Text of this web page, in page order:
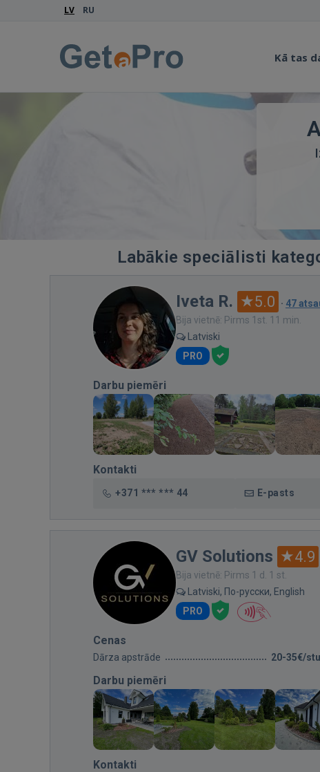
LV RU
Kā tas
Labākie speciālisti
Iveta R. 5.0 · 47
Bija vietnē: Pirms 1st. 11 min.
Latviski
PRO
Darbu piemēri
Kontakti
+371 *** *** 44 E-pasts
GV Solutions 4.9
Bija vietnē: Pirms 1 d. 1 st.
Latviski, По-русски, English
PRO
Cenas
Dārza apstrāde 20-35€/
Darbu piemēri
Kontakti